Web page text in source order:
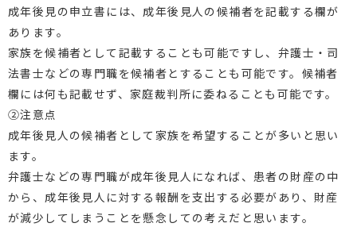
成年後見の申立書には、成年後見人の候補者を記載する欄が
あります。
家族を候補者として記載することも可能ですし、弁護士・司
法書士などの専門職を候補者とすることも可能です。候補者
欄には何も記載せず、家庭裁判所に委ねることも可能です。
②注意点
成年後見人の候補者として家族を希望することが多いと思い
ます。
弁護士などの専門職が成年後見人になれば、患者の財産の中
から、成年後見人に対する報酬を支出する必要があり、財産
が減少してしまうことを懸念しての考えだと思います。